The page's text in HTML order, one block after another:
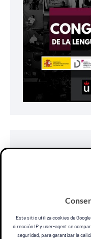
Este sitio utiliza cookies de
dirección IP y user-agent se
seguridad, para garantizar la